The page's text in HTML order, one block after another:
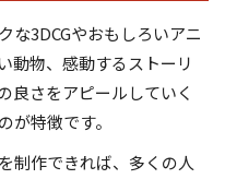
な3DCGやおもしろいアニ
動物、感動するストーリ
良さをアピールしていく
が特徴です。
制作できれば、多くの人